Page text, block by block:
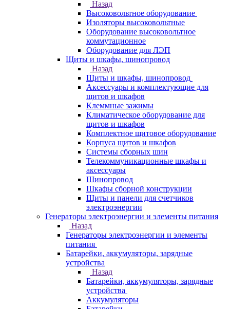
Назад
Высоковольтное оборудование
Изоляторы высоковольтные
Оборудование высоковольтное
коммутационное
Оборудование для ЛЭП
Щиты и шкафы, шинопровод
Назад
Щиты и шкафы, шинопровод
Аксессуары и комплектующие для
щитов и шкафов
Клеммные зажимы
Климатическое оборудование для
щитов и шкафов
Комплектное щитовое оборудование
Корпуса щитов и шкафов
Системы сборных шин
Телекоммуникационные шкафы и
аксессуары
Шинопровод
Шкафы сборной конструкции
Щиты и панели для счетчиков
электроэнергии
Генераторы электроэнергии и элементы питания
Назад
Генераторы электроэнергии и элементы
питания
Батарейки, аккумуляторы, зарядные
устройства
Назад
Батарейки, аккумуляторы, зарядные
устройства
Аккумуляторы